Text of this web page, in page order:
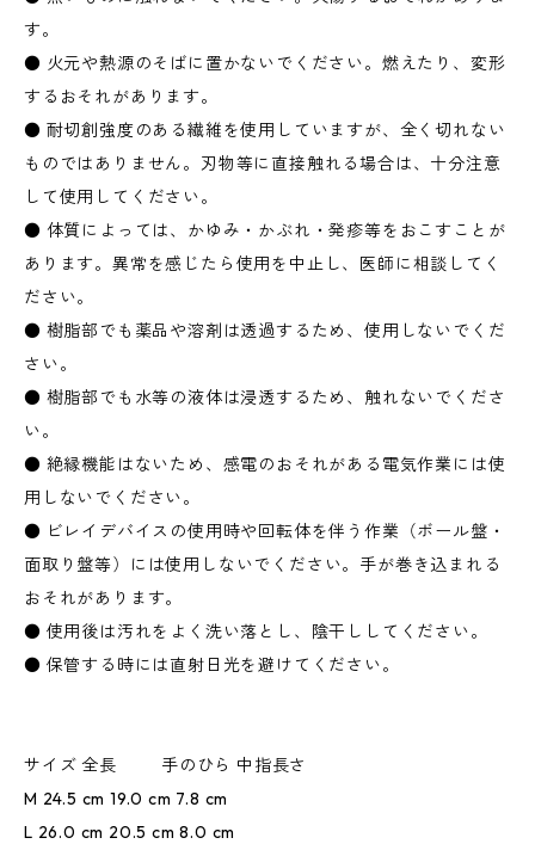
す。
● 火元や熱源のそばに置かないでください。燃えたり、変形
するおそれがあります。
● 耐切創強度のある繊維を使用していますが、全く切れない
ものではありません。刃物等に直接触れる場合は、十分注意
して使用してください。
● 体質によっては、かゆみ・かぶれ・発疹等をおこすことが
あります。異常を感じたら使用を中止し、医師に相談してく
ださい。
● 樹脂部でも薬品や溶剤は透過するため、使用しないでくだ
さい。
● 樹脂部でも水等の液体は浸透するため、触れないでくださ
い。
● 絶縁機能はないため、感電のおそれがある電気作業には使
用しないでください。
● ビレイデバイスの使用時や回転体を伴う作業（ボール盤・
面取り盤等）には使用しないでください。手が巻き込まれる
おそれがあります。
● 使用後は汚れをよく洗い落とし、陰干ししてください。
● 保管する時には直射日光を避けてください。
サイズ 全長 手のひら 中指長さ
M 24.5 cm 19.0 cm 7.8 cm
L 26.0 cm 20.5 cm 8.0 cm